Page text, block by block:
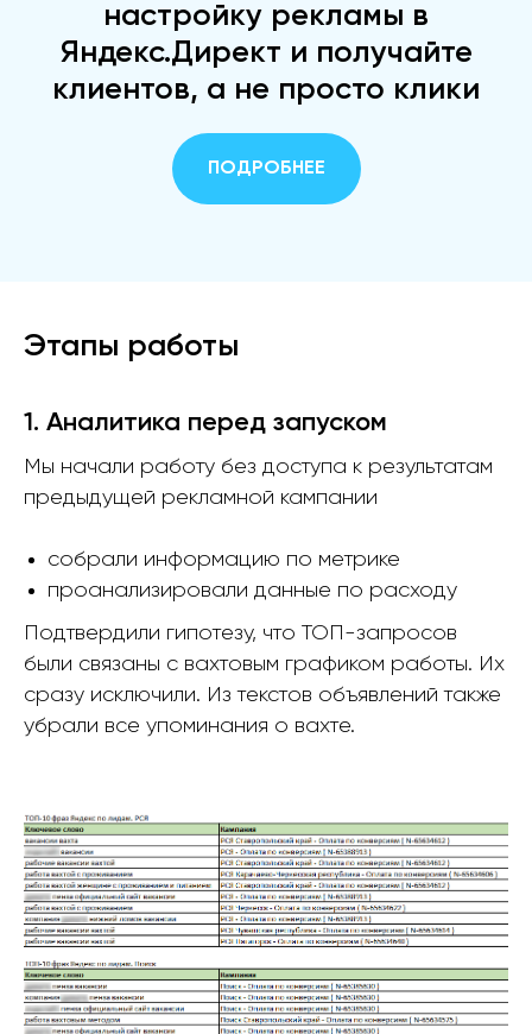
настройку рекламы в
Яндекс.Директ и получайте
клиентов, а не просто клики
ПОДРОБНЕЕ
Этапы работы
1. Аналитика перед запуском
Мы начали работу без доступа к результатам
предыдущей рекламной кампании
собрали информацию по метрике
проанализировали данные по расходу
Подтвердили гипотезу, что ТОП-запросов
были связаны с вахтовым графиком работы. Их
сразу исключили. Из текстов объявлений также
убрали все упоминания о вахте.